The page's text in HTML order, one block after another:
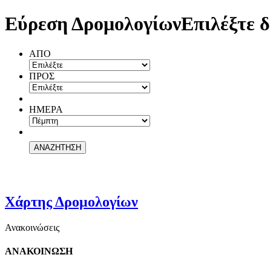
Εύρεση ΔρομολογίωνΕπιλέξτε
ΑΠΟ
ΠΡΟΣ
ΗΜΕΡΑ
Χάρτης Δρομολογίων
Ανακοινώσεις
ΑΝΑΚΟΙΝΩΣΗ